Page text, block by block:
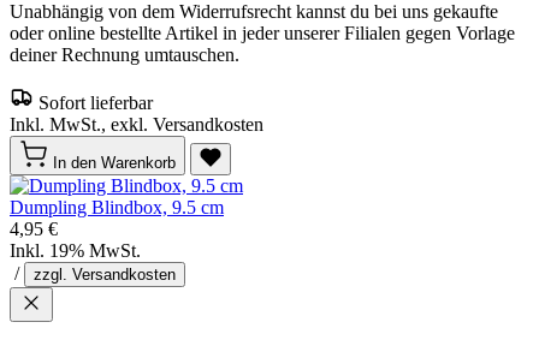
Unabhängig von dem Widerrufsrecht kannst du bei uns gekaufte
oder online bestellte Artikel in jeder unserer Filialen gegen Vorlage
deiner Rechnung umtauschen.
Sofort lieferbar
Inkl. MwSt., exkl. Versandkosten
In den Warenkorb
Dumpling Blindbox, 9.5 cm
4,95 €
Inkl. 19% MwSt.
/
zzgl. Versandkosten